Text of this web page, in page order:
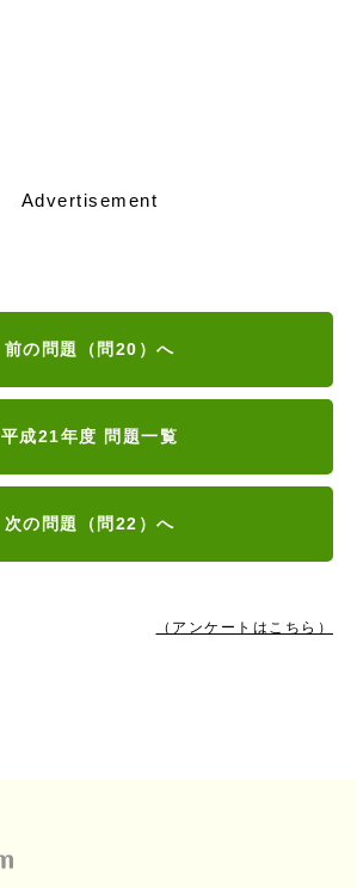
Advertisement
前の問題（問20）へ
平成21年度 問題一覧
次の問題（問22）へ
（アンケートはこちら）